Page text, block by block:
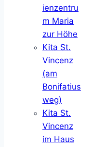
ienzentru
m Maria
zur Höhe
Kita St.
Vincenz
(am
Bonifatius
weg)
Kita St.
Vincenz
im Haus